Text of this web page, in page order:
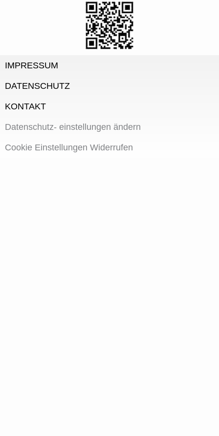
IMPRESSUM
DATENSCHUTZ
KONTAKT
Datenschutz- einstellungen ändern
Cookie Einstellungen Widerrufen